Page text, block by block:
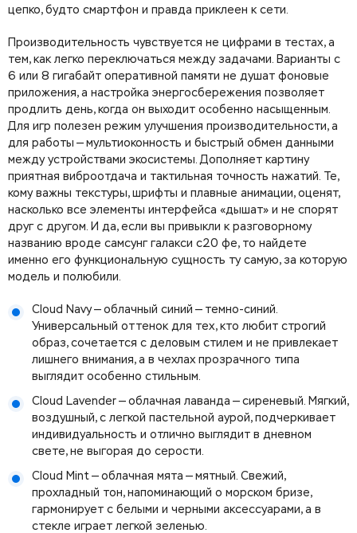
цепко, будто смартфон и правда приклеен к сети.
Производительность чувствуется не цифрами в тестах, а
тем, как легко переключаться между задачами. Варианты с
6 или 8 гигабайт оперативной памяти не душат фоновые
приложения, а настройка энергосбережения позволяет
продлить день, когда он выходит особенно насыщенным.
Для игр полезен режим улучшения производительности, а
для работы — мультиоконность и быстрый обмен данными
между устройствами экосистемы. Дополняет картину
приятная виброотдача и тактильная точность нажатий. Те,
кому важны текстуры, шрифты и плавные анимации, оценят,
насколько все элементы интерфейса «дышат» и не спорят
друг с другом. И да, если вы привыкли к разговорному
названию вроде самсунг галакси с20 фе, то найдете
именно его функциональную сущность ту самую, за которую
модель и полюбили.
Cloud Navy — облачный синий — темно-синий.
Универсальный оттенок для тех, кто любит строгий
образ, сочетается с деловым стилем и не привлекает
лишнего внимания, а в чехлах прозрачного типа
выглядит особенно стильным.
Cloud Lavender — облачная лаванда — сиреневый. Мягкий,
воздушный, с легкой пастельной аурой, подчеркивает
индивидуальность и отлично выглядит в дневном
свете, не выгорая до серости.
Cloud Mint — облачная мята — мятный. Свежий,
прохладный тон, напоминающий о морском бризе,
гармонирует с белыми и черными аксессуарами, а в
стекле играет легкой зеленью.